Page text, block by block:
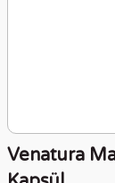
Venatura